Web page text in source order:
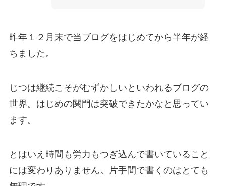
昨年１２月末で当ブログをはじめてから半年が経
ちました。
じつは継続こそがむずかしいといわれるブログの
世界。はじめの関門は突破できたかなと思ってい
ます。
とはいえ時間も労力もつぎ込んで書いていること
には変わりありません。片手間で書くのはとても